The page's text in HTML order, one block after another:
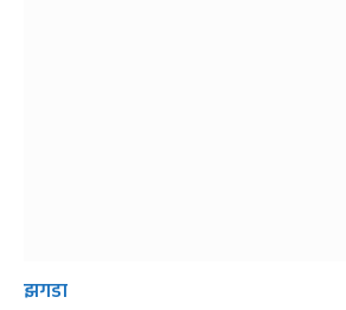
झगडा